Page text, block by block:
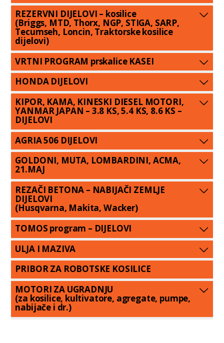
REZERVNI DIJELOVI – kosilice
(Briggs, MTD, Thorx, NGP, STIGA, SARP,
Tecumseh, Loncin, Traktorske kosilice
dijelovi)
VRTNI PROGRAM prskalice KASEI
HONDA DIJELOVI
KIPOR, KAMA, KINESKI DIESEL MOTORI,
YANMAR JAPAN – 3.8 KS, 5.4 KS, 8.6 KS –
DIJELOVI
AGRIA 506 DIJELOVI
GOLDONI, MUTA, LOMBARDINI, ACMA,
21.MAJ
REZAČI BETONA – NABIJAČI ZEMLJE
DIJELOVI
(Husqvarna, Makita, Wacker)
TOMOS program – DIJELOVI
ULJA I MAZIVA
PRIBOR ZA ROBOTSKE KOSILICE
MOTORI ZA UGRADNJU
(za kosilice, kultivatore, agregate, pumpe,
nabijače i dr.)